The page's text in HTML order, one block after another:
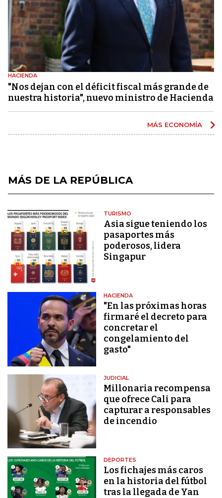
HACIENDA
"Nos dejan con el déficit fiscal más grande de
nuestra historia", nuevo ministro de Hacienda
MÁS ECONOMÍA
MÁS DE LA REPÚBLICA
TURISMO
Asia sigue teniendo los
pasaportes más
poderosos, lidera
Singapur
HACIENDA
"En las próximas horas
firmaré el decreto para
concretar el
congelamiento del
gasto"
JUDICIAL
Millonaria recompensa
que ofrece Cali para
capturar a responsables
de incendio
DEPORTES
Los fichajes más caros
en la historia del fútbol
tras la llegada de Yan